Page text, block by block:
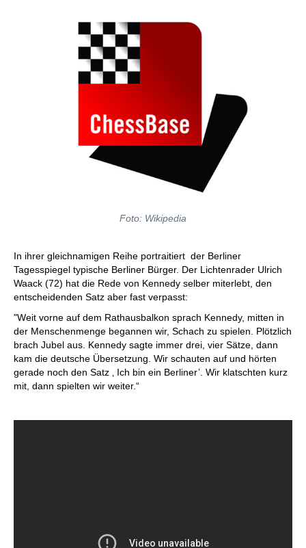
Foto: Wikipedia
In ihrer gleichnamigen Reihe portraitiert der Berliner
Tagesspiegel typische Berliner Bürger. Der Lichtenrader Ulrich
Waack (72) hat die Rede von Kennedy selber miterlebt, den
entscheidenden Satz aber fast verpasst:
"Weit vorne auf dem Rathausbalkon sprach Kennedy, mitten in
der Menschenmenge begannen wir, Schach zu spielen. Plötzlich
brach Jubel aus. Kennedy sagte immer drei, vier Sätze, dann
kam die deutsche Übersetzung. Wir schauten auf und hörten
gerade noch den Satz ‚ Ich bin ein Berliner’. Wir klatschten kurz
mit, dann spielten wir weiter.“